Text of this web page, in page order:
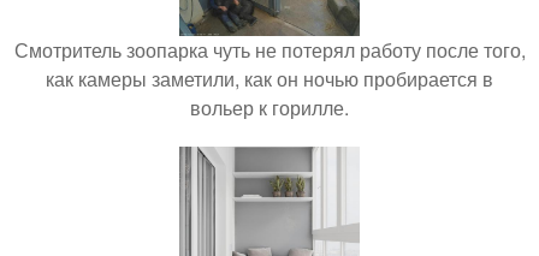
Смотритель зоопарка чуть не потерял работу после того,
как камеры заметили, как он ночью пробирается в
вольер к горилле.